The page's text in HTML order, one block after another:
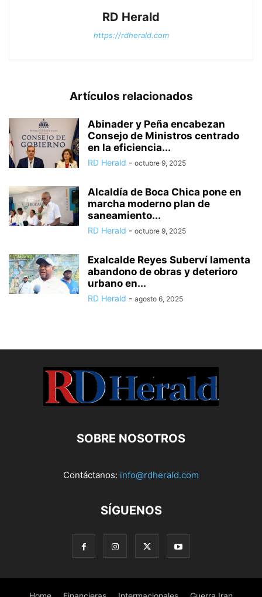
RD Herald
https://rdherald.com
Artículos relacionados
Abinader y Peña encabezan
Consejo de Ministros centrado
en la eficiencia...
RD Herald - octubre 9, 2025
Alcaldía de Boca Chica pone en
marcha moderno plan de
saneamiento...
RD Herald - octubre 9, 2025
Exalcalde Reyes Suberví lamenta
abandono de obras y deterioro
urbano en...
RD Herald - agosto 6, 2025
SOBRE NOSOTROS
Contáctanos: info@rdherald.com
SÍGUENOS